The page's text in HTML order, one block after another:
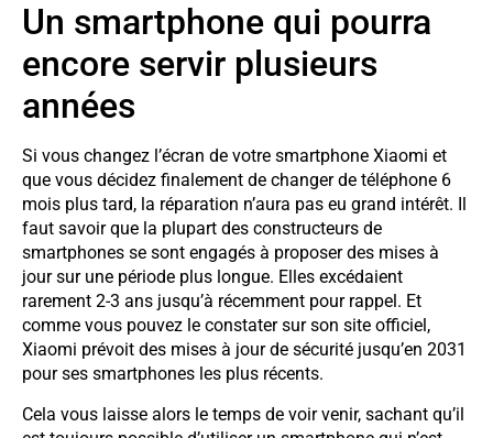
Un smartphone qui pourra
encore servir plusieurs
années
Si vous changez l’écran de votre smartphone Xiaomi et
que vous décidez finalement de changer de téléphone 6
mois plus tard, la réparation n’aura pas eu grand intérêt. Il
faut savoir que la plupart des constructeurs de
smartphones se sont engagés à proposer des mises à
jour sur une période plus longue. Elles excédaient
rarement 2-3 ans jusqu’à récemment pour rappel. Et
comme vous pouvez le constater sur son site officiel,
Xiaomi prévoit des mises à jour de sécurité jusqu’en 2031
pour ses smartphones les plus récents.
Cela vous laisse alors le temps de voir venir, sachant qu’il